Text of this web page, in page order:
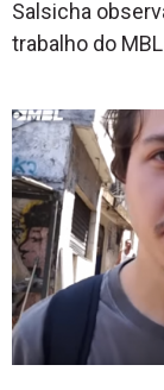
Salsicha
trabalho do